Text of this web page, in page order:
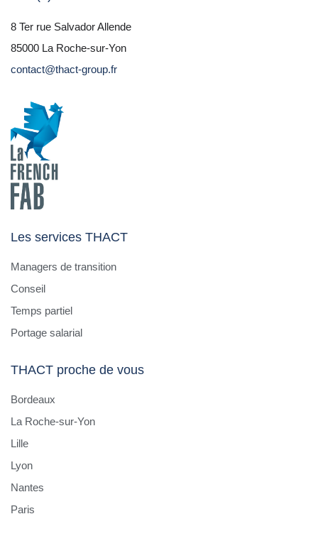
8 Ter rue Salvador Allende
85000 La Roche-sur-Yon
contact@thact-group.fr
Les services THACT
Managers de transition
Conseil
Temps partiel
Portage salarial
THACT proche de vous
Bordeaux
La Roche-sur-Yon
Lille
Lyon
Nantes
Paris